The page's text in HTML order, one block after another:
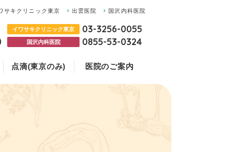
サキクリニック東京 出雲医院 国沢内科医院
イワサキクリニック東京 03-3256-0055
国沢内科医院 0855-53-0324
違いについて
いて
悩みの方
点滴(東京のみ) 医院のご案内
東京